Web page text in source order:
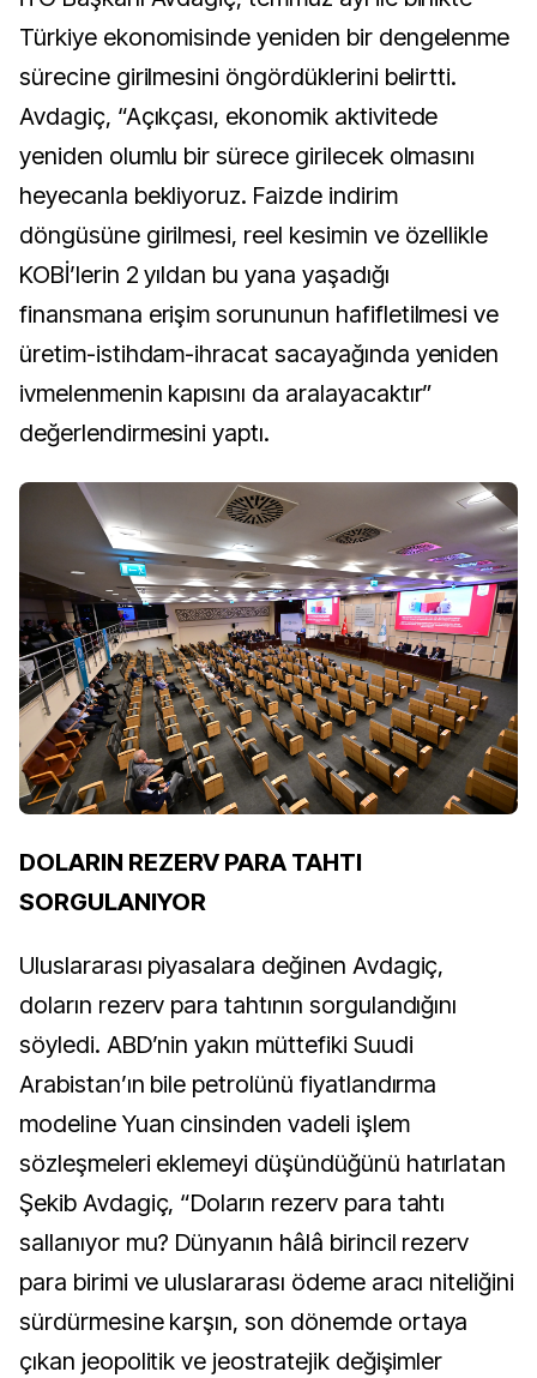
Türkiye ekonomisinde yeniden bir dengelenme
sürecine girilmesini öngördüklerini belirtti.
Avdagiç, “Açıkçası, ekonomik aktivitede
yeniden olumlu bir sürece girilecek olmasını
heyecanla bekliyoruz. Faizde indirim
döngüsüne girilmesi, reel kesimin ve özellikle
KOBİ’lerin 2 yıldan bu yana yaşadığı
finansmana erişim sorununun hafifletilmesi ve
üretim-istihdam-ihracat sacayağında yeniden
ivmelenmenin kapısını da aralayacaktır”
değerlendirmesini yaptı.
DOLARIN REZERV PARA TAHTI
SORGULANIYOR
Uluslararası piyasalara değinen Avdagiç,
doların rezerv para tahtının sorgulandığını
söyledi. ABD’nin yakın müttefiki Suudi
Arabistan’ın bile petrolünü fiyatlandırma
modeline Yuan cinsinden vadeli işlem
sözleşmeleri eklemeyi düşündüğünü hatırlatan
Şekib Avdagiç, “Doların rezerv para tahtı
sallanıyor mu? Dünyanın hâlâ birincil rezerv
para birimi ve uluslararası ödeme aracı niteliğini
sürdürmesine karşın, son dönemde ortaya
çıkan jeopolitik ve jeostratejik değişimler